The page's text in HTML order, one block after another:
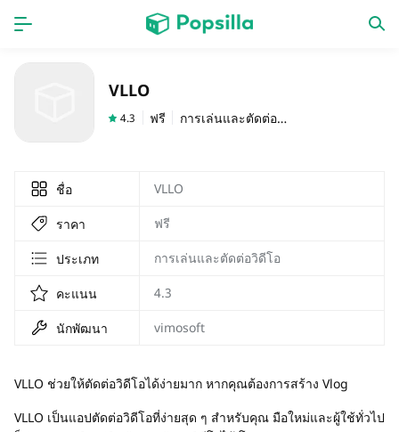
ออกใหม่
VLLO
4.3 ฟรี การเล่นและตัดต่อวิดีโอ
ชื่อ VLLO
ราคา ฟรี
ประเภท การเล่นและตัดต่อวิดีโอ
คะแนน 4.3
นักพัฒนา vimosoft
VLLO ช่วยให้ตัดต่อวิดีโอได้ง่ายมาก หากคุณต้องการสร้าง Vlog
VLLO เป็นแอปตัดต่อวิดีโอที่ง่ายสุด ๆ สำหรับคุณ มือใหม่และผู้ใช้ทั่วไป